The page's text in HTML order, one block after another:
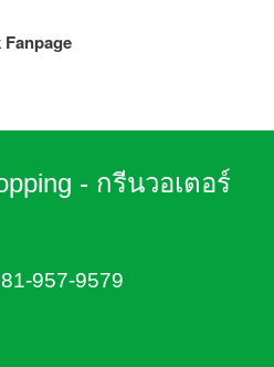
- กรีนวอเตอร์
957-9579